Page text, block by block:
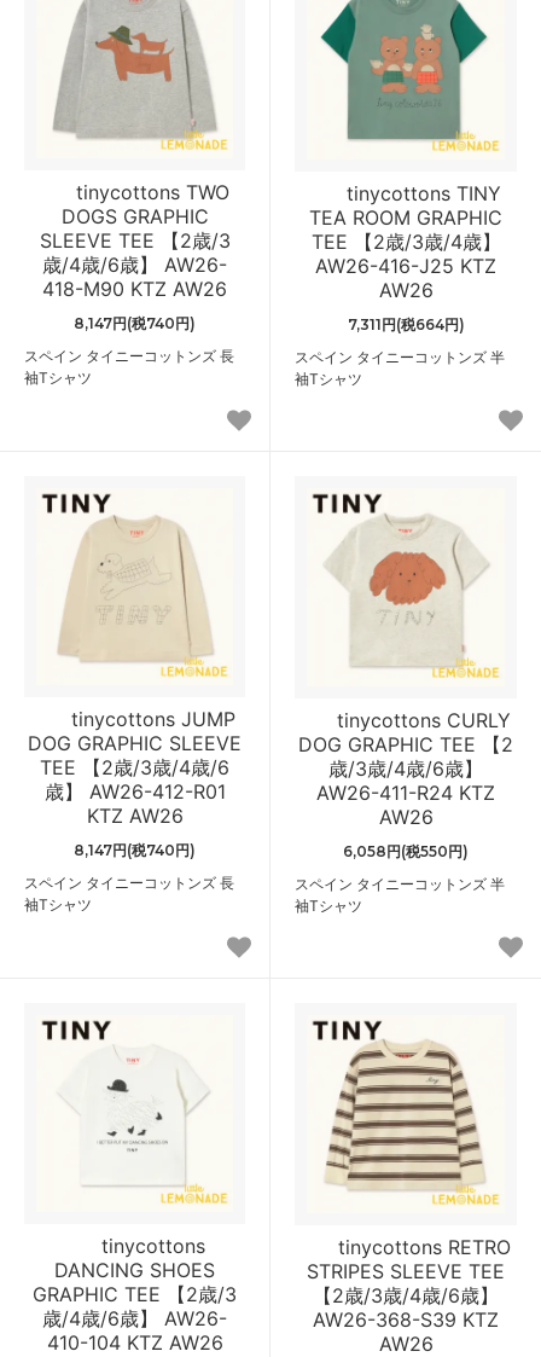
tinycottons TWO
DOGS GRAPHIC
SLEEVE TEE 【2歳/3
歳/4歳/6歳】 AW26-
418-M90 KTZ AW26
8,147円(税740円)
スペイン タイニーコットンズ 長
袖Tシャツ
tinycottons TINY
TEA ROOM GRAPHIC
TEE 【2歳/3歳/4歳】
AW26-416-J25 KTZ
AW26
7,311円(税664円)
スペイン タイニーコットンズ 半
袖Tシャツ
tinycottons JUMP
DOG GRAPHIC SLEEVE
TEE 【2歳/3歳/4歳/6
歳】 AW26-412-R01
KTZ AW26
8,147円(税740円)
スペイン タイニーコットンズ 長
袖Tシャツ
tinycottons CURLY
DOG GRAPHIC TEE 【2
歳/3歳/4歳/6歳】
AW26-411-R24 KTZ
AW26
6,058円(税550円)
スペイン タイニーコットンズ 半
袖Tシャツ
tinycottons
DANCING SHOES
GRAPHIC TEE 【2歳/3
歳/4歳/6歳】 AW26-
410-104 KTZ AW26
tinycottons RETRO
STRIPES SLEEVE TEE
【2歳/3歳/4歳/6歳】
AW26-368-S39 KTZ
AW26